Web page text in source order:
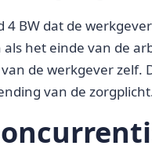
4 BW dat de
het einde van de
de werkgever zelf.
van de